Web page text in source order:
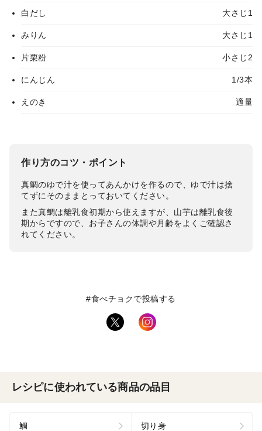
白だし 大さじ1
みりん 大さじ1
片栗粉 小さじ2
にんじん 1/3本
えのき 適量
作り方のコツ・ポイント
真鯛のゆで汁を使ってあんかけを作るので、ゆで汁は捨
てずにそのままとっておいてください。
また真鯛は離乳食初期から使えますが、山芋は離乳食後
期からですので、お子さんの体調や月齢をよくご確認さ
れてください。
#食べチョクで投稿する
レシピに使われている商品の品目
鯛 切り身